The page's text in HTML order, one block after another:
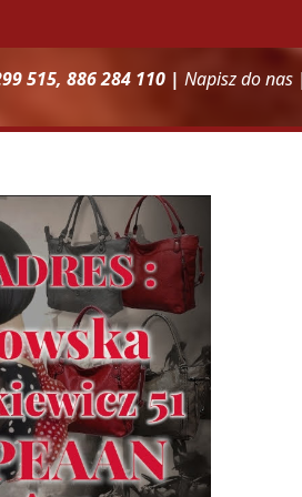
515, 886 284 110 | Napisz do nas